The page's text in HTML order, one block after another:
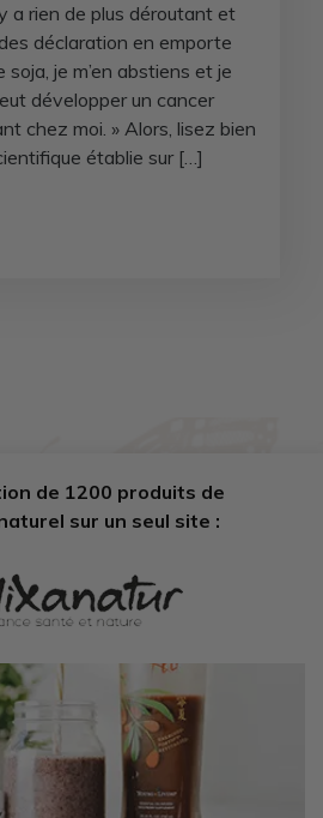
a rien de plus déroutant et
déclaration en emporte
soja, je m’en abstiens et je
développer un cancer
chez moi. » Alors, lisez bien
établie sur […]
de 1200 produits de
sur un seul site :